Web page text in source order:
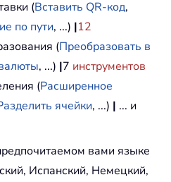
(Вставить QR-код,
по пути, ...) |12
(Преобразовать в
, ...) |7 инструментов
(Расширенное
ячейки, ...) | ... и
вами языке
Испанский, Немецкий,